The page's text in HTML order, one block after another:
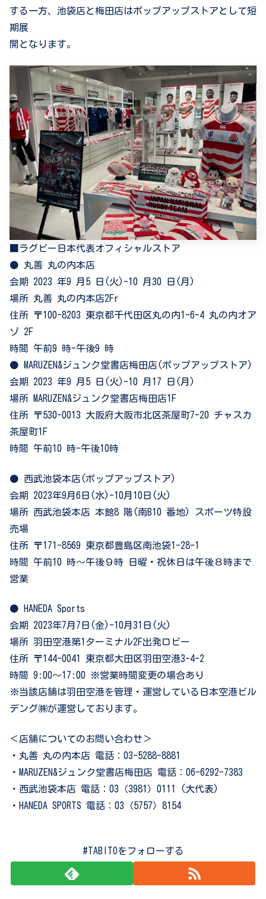
する一方、池袋店と梅田店はポップアップストアとして短
期展
開となります。
■ラグビー日本代表オフィシャルストア
⚫ 丸善 丸の内本店
会期 2023 年9 月5 日(火)-10 月30 日(月)
場所 丸善 丸の内本店2Fr
住所 〒100-8203 東京都千代田区丸の内1-6-4 丸の内オア
ゾ 2F
時間 午前9 時-午後9 時
⚫ MARUZEN&ジュンク堂書店梅田店(ポップアップストア)
会期 2023 年9 月5 日(火)-10 月17 日(月)
場所 MARUZEN&ジュンク堂書店梅田店1F
住所 〒530-0013 大阪府大阪市北区茶屋町7-20 チャスカ
茶屋町1F
時間 午前10 時-午後10時
⚫ 西武池袋本店(ポップアップストア)
会期 2023年9月6日(水)-10月10日(火)
場所 西武池袋本店 本館8 階(南B10 番地) スポーツ特設
売場
住所 〒171-8569 東京都豊島区南池袋1-28-1
時間 午前10 時～午後９時 日曜・祝休日は午後８時まで
営業
⚫ HANEDA Sports
会期 2023年7月7日(金)-10月31日(火)
場所 羽田空港第1ターミナル2F出発ロビー
住所 〒144-0041 東京都大田区羽田空港3-4-2
時間 9:00～17:00 ※営業時間変更の場合あり
※当該店舗は羽田空港を管理・運営している日本空港ビル
デング㈱が運営しております。
＜店舗についてのお問い合わせ＞
・丸善 丸の内本店 電話：03-5288-8881
・MARUZEN&ジュンク堂書店梅田店 電話：06-6292-7383
・西武池袋本店 電話：03（3981）0111 (大代表)
・HANEDA SPORTS 電話：03（5757）8154
#TABITOをフォローする